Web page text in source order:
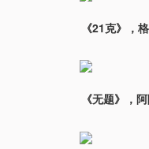
《21克》，
《无题》，